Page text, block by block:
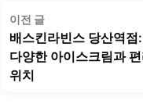
글
탐
색
이전 글이
전
글:
배스킨라빈스 당산역점:
다양한 아이스크림과
위치